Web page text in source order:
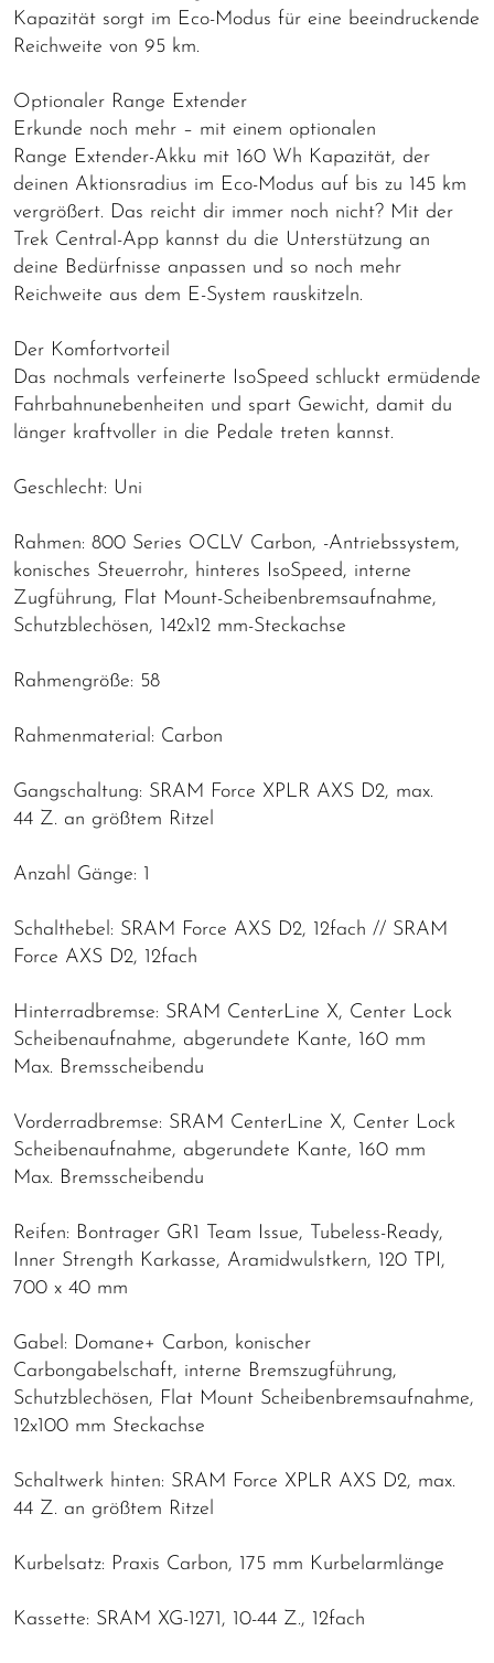
Kapazität sorgt im Eco-Modus für eine beeindruckende
Reichweite von 95 km.
Optionaler Range Extender
Erkunde noch mehr – mit einem optionalen
Range Extender-Akku mit 160 Wh Kapazität, der
deinen Aktionsradius im Eco-Modus auf bis zu 145 km
vergrößert. Das reicht dir immer noch nicht? Mit der
Trek Central-App kannst du die Unterstützung an
deine Bedürfnisse anpassen und so noch mehr
Reichweite aus dem E-System rauskitzeln.
Der Komfortvorteil
Das nochmals verfeinerte IsoSpeed schluckt ermüdende
Fahrbahnunebenheiten und spart Gewicht, damit du
länger kraftvoller in die Pedale treten kannst.
Geschlecht: Uni
Rahmen: 800 Series OCLV Carbon, -Antriebssystem,
konisches Steuerrohr, hinteres IsoSpeed, interne
Zugführung, Flat Mount-Scheibenbremsaufnahme,
Schutzblechösen, 142x12 mm-Steckachse
Rahmengröße: 58
Rahmenmaterial: Carbon
Gangschaltung: SRAM Force XPLR AXS D2, max.
44 Z. an größtem Ritzel
Anzahl Gänge: 1
Schalthebel: SRAM Force AXS D2, 12fach // SRAM
Force AXS D2, 12fach
Hinterradbremse: SRAM CenterLine X, Center Lock
Scheibenaufnahme, abgerundete Kante, 160 mm
Max. Bremsscheibendu
Vorderradbremse: SRAM CenterLine X, Center Lock
Scheibenaufnahme, abgerundete Kante, 160 mm
Max. Bremsscheibendu
Reifen: Bontrager GR1 Team Issue, Tubeless-Ready,
Inner Strength Karkasse, Aramidwulstkern, 120 TPI,
700 x 40 mm
Gabel: Domane+ Carbon, konischer
Carbongabelschaft, interne Bremszugführung,
Schutzblechösen, Flat Mount Scheibenbremsaufnahme,
12x100 mm Steckachse
Schaltwerk hinten: SRAM Force XPLR AXS D2, max.
44 Z. an größtem Ritzel
Kurbelsatz: Praxis Carbon, 175 mm Kurbelarmlänge
Kassette: SRAM XG-1271, 10-44 Z., 12fach